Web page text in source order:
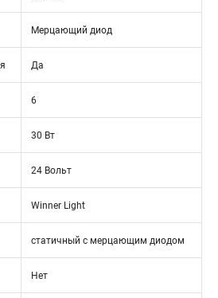
Мерцающий диод
Да
6
30 Вт
24 Вольт
Winner Light
статичный с мерцающим диодом
Нет